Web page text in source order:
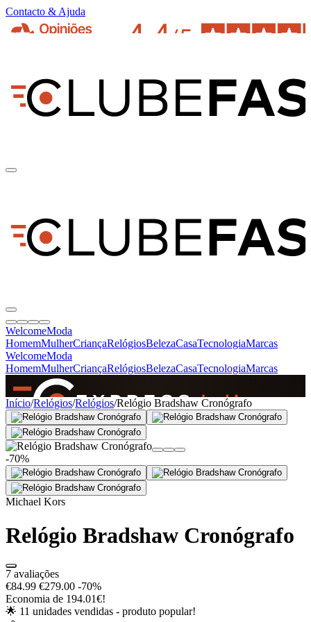
Contacto & Ajuda
WelcomeModa
HomemMulherCriançaRelógiosBelezaCasaTecnologiaMarcas
WelcomeModa
HomemMulherCriançaRelógiosBelezaCasaTecnologiaMarcas
SINCE 2005
+de 36.000 reviews
Início/Relógios/Relógios/Relógio Bradshaw Cronógrafo
-70%
Michael Kors
Relógio Bradshaw Cronógrafo
7 avaliações
€84.99 €279.00 -70%
Economia de 194.01€!
🌟 11 unidades vendidas - produto popular!